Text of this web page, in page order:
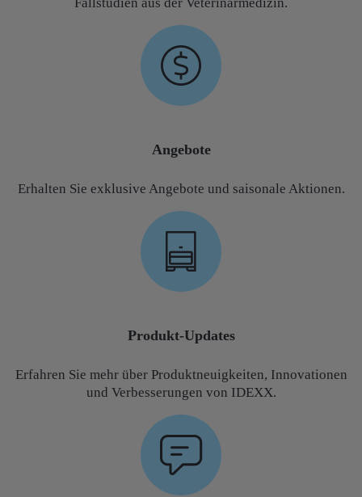
Angebote
Erhalten Sie exklusive Angebote und saisonale Aktionen.
Produkt‑Updates
Erfahren Sie mehr über Produktneuigkeiten, Innovationen
und Verbesserungen von IDEXX.